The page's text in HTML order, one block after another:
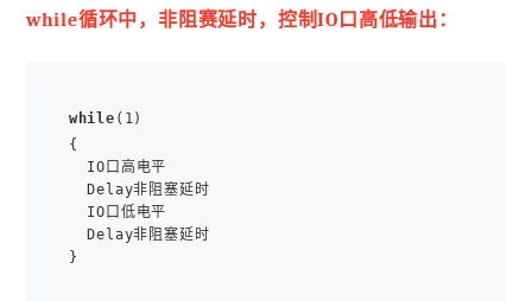
while循环中，非阻赛延时，控制IO口高低输出：
while (1)
{
IO口高电平
Delay非阻塞延时
IO口低电平
Delay非阻塞延时
}